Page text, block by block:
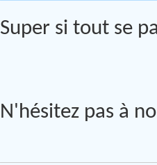
Super si tout se
N'hésitez pas à